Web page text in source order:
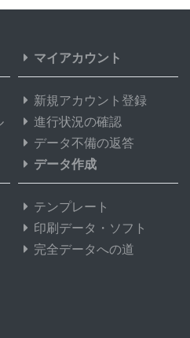
マイアカウント
新規アカウント登録
進行状況の確認
データ不備の返答
データ作成
テンプレート
印刷データ・ソフト
完全データへの道